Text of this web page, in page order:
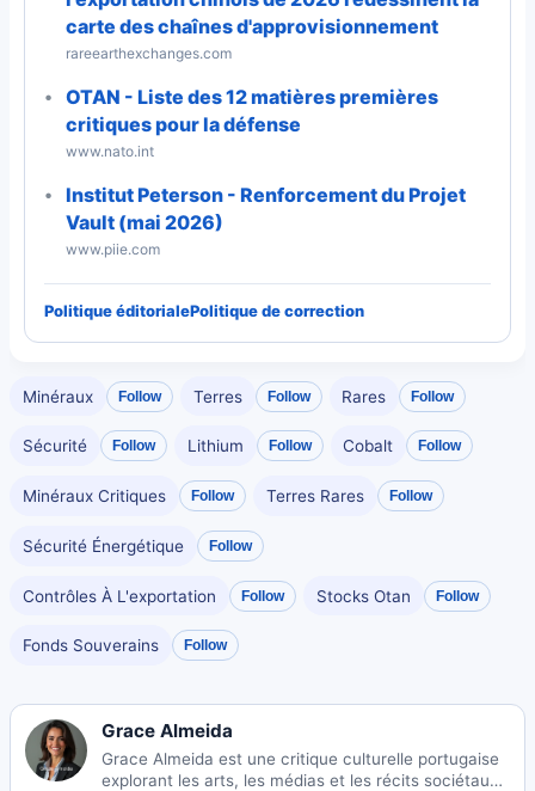
carte des chaînes d'approvisionnement
rareearthexchanges.com
OTAN - Liste des 12 matières premières
critiques pour la défense
www.nato.int
Institut Peterson - Renforcement du Projet
Vault (mai 2026)
www.piie.com
Politique éditorialePolitique de correction
Minéraux Follow Terres Follow Rares Follow
Sécurité Follow Lithium Follow Cobalt Follow
Minéraux Critiques Follow Terres Rares Follow
Sécurité Énergétique Follow
Contrôles À L'exportation Follow Stocks Otan Follow
Fonds Souverains Follow
Grace Almeida
Grace Almeida est une critique culturelle portugaise
explorant les arts, les médias et les récits sociétaux